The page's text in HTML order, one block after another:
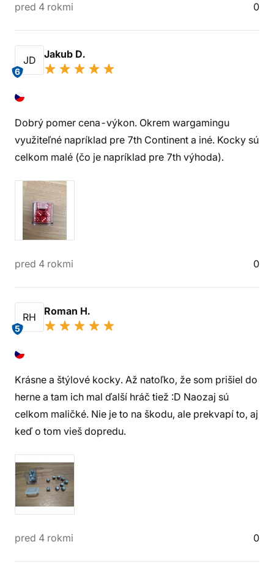
pred 4 rokmi 0
JD
6
Jakub D.
Dobrý pomer cena-výkon. Okrem wargamingu
využiteľné napríklad pre 7th Continent a iné. Kocky sú
celkom malé (čo je napríklad pre 7th výhoda).
pred 4 rokmi 0
RH
5
Roman H.
Krásne a štýlové kocky. Až natoľko, že som prišiel do
herne a tam ich mal ďalší hráč tiež :D Naozaj sú
celkom maličké. Nie je to na škodu, ale prekvapí to, aj
keď o tom vieš dopredu.
pred 4 rokmi 0